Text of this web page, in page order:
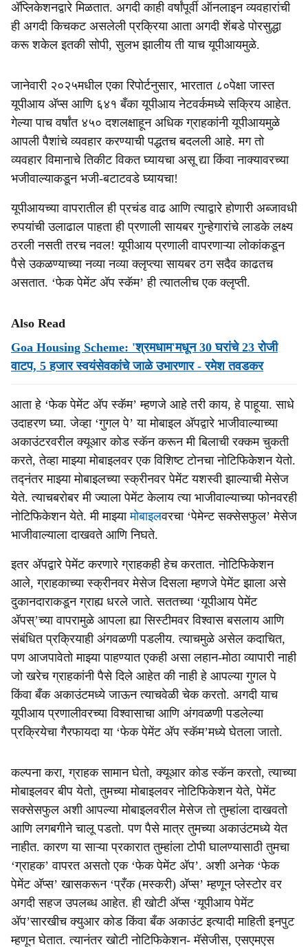
अ‍ॅप्लिकेशनद्वारे मिळतात. अगदी काही वर्षांपूर्वी ऑनलाइन व्यवहारांची
ही अगदी किचकट असलेली प्रक्रिया आता अगदी शेंबडे पोरसुद्धा
करू शकेल इतकी सोपी, सुलभ झालीय ती याच यूपीआयमुळे.
जानेवारी २०२५मधील एका रिपोर्टनुसार, भारतात ८०पेक्षा जास्त
यूपीआय अ‍ॅप्स आणि ६४१ बँका यूपीआय नेटवर्कमध्ये सक्रिय आहेत.
गेल्या पाच वर्षांत ४५० दशलक्षाहून अधिक ग्राहकांनी यूपीआयमुळे
आपली पैशांचे व्यवहार करण्याची पद्धतच बदलली आहे. मग तो
व्यवहार विमानाचे तिकीट विकत घ्यायचा असू द्या किंवा नाक्यावरच्या
भजीवाल्याकडून भजी-बटाटवडे घ्यायचा!
यूपीआयच्या वापरातील ही प्रचंड वाढ आणि त्याद्वारे होणारी अब्जावधी
रुपयांची उलाढाल पाहता ही प्रणाली सायबर गुन्हेगारांचे लाडके लक्ष्य
ठरली नसती तरच नवल! यूपीआय प्रणाली वापरणाऱ्या लोकांकडून
पैसे उकळण्याच्या नव्या नव्या क्लृप्त्या सायबर ठग सदैव काढतच
असतात. ‘फेक पेमेंट अ‍ॅप स्कॅम’ ही त्यातलीच एक क्लृप्ती.
Also Read
Goa Housing Scheme: 'श्रमधाम'मधून 30 घरांचे 23 रोजी
वाटप, 5 हजार स्वयंसेवकांचे जाळे उभारणार - रमेश तवडकर
आता हे ‘फेक पेमेंट अ‍ॅप स्कॅम’ म्हणजे आहे तरी काय, हे पाहूया. साधे
उदाहरण घ्या. जेव्हा ‘गुगल पे’ या मोबाइल अ‍ॅपद्वारे भाजीवाल्याच्या
अकाउंटरवरील क्यूआर कोड स्कॅन करून मी बिलाची रक्कम चुकती
करते, तेव्हा माझ्या मोबाइलवर एक विशिष्ट टोनचा नोटिफिकेशन येतो.
तद्नंतर माझ्या मोबाइलच्या स्क्रीनवर पेमेंट यशस्वी झाल्याची मेसेज
येते. त्याचबरोबर मी ज्याला पेमेंट केलाय त्या भाजीवाल्याच्या फोनवरही
नोटिफिकेशन येते. मी माझ्यामोबाइलवरचा ‘पेमेन्ट सक्सेसफुल’ मेसेज
भाजीवाल्याला दाखवते आणि निघते.
इतर अ‍ॅपद्वारे पेमेंट करणारे ग्राहकही हेच करतात. नोटिफिकेशन
आले, ग्राहकाच्या स्क्रीनवर मेसेज दिसला म्हणजे पेमेंट झाला असे
दुकानदाराकडून ग्राह्य धरले जाते. सततच्या ‘यूपीआय पेमेंट
अ‍ॅपस्’च्या वापरामुळे आपला ह्या सिस्टीमवर विश्वास बसलाय आणि
संबंधित प्रक्रियाही अंगवळणी पडलीय. त्याचमुळे असेल कदाचित,
पण आजपावेतो माझ्या पाहण्यात एकही असा लहान-मोठा व्यापारी नाही
जो खरेच ग्राहकांनी पैसे दिले आहेत की नाही हे आपल्या गुगल पे
किंवा बँक अकाउंटमध्ये जाऊन त्याचवेळी चेक करतो. अगदी याच
यूपीआय प्रणालीवरच्या विश्वासाचा आणि अंगवळणी पडलेल्या
प्रक्रियेचा गैरफायदा या ‘फेक पेमेंट अ‍ॅप स्कॅम’मध्ये घेतला जातो.
कल्पना करा, ग्राहक सामान घेतो, क्यूआर कोड स्कॅन करतो, त्याच्या
मोबाइलवर बीप येतो, तुमच्या मोबाइलवर नोटिफिकेशन येते, पेमेंट
सक्सेसफुल अशी आपल्या मोबाइलवरील मेसेज तो तुम्हांला दाखवतो
आणि लगबगीने चालू पडतो. पण पैसे मात्र तुमच्या अकाउंटमध्ये येत
नाहीत. कारण या साऱ्या प्रकारात तुम्हांला टोपी घालण्यासाठी तुमचा
‘ग्राहक’ वापरत असतो एक ‘फेक पेमेंट अ‍ॅप’. अशी अनेक ‘फेक
पेमेंट अ‍ॅप्स’ खासकरून ‘प्रँक (मस्करी) अ‍ॅप्स’ म्हणून प्लेस्टोर वर
अगदी सहज उपलब्ध आहेत. ही खोटी अ‍ॅप्स ‘यूपीआय पेमेंट
अ‍ॅप’सारखीच क्युआर कोड किंवा बँक अकाउंट इत्यादी माहिती इनपुट
म्हणून घेतात. त्यानंतर खोटी नोटिफिकेशन- मॅसेजीस, एसएमएस